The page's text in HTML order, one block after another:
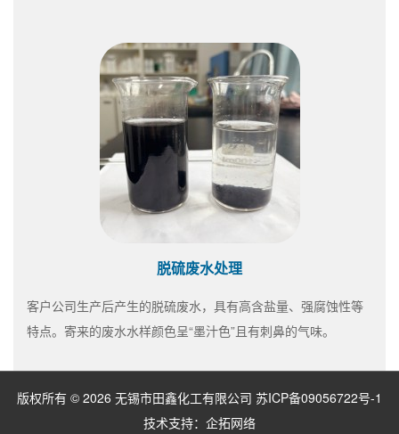
脱硫废水处理
客户公司生产后产生的脱硫废水，具有高含盐量、强腐蚀性等
特点。寄来的废水水样颜色呈“墨汁色”且有刺鼻的气味。
版权所有 © 2026 无锡市田鑫化工有限公司 苏ICP备09056722号-1
技术支持： 企拓网络